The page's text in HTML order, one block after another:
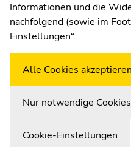
WetterstationUni Graz
Informationen und die
nachfolgend (sowie im
Einstellungen“.
Alle Cookies akzeptieren
Nur notwendige
Cookie-Einstellungen